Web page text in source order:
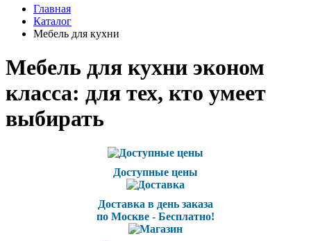
Главная
Каталог
Мебель для кухни
Мебель для кухни эконом
класса: для тех, кто умеет
выбирать
Доступные цены
Доставка в день заказа
по Москве - Бесплатно!